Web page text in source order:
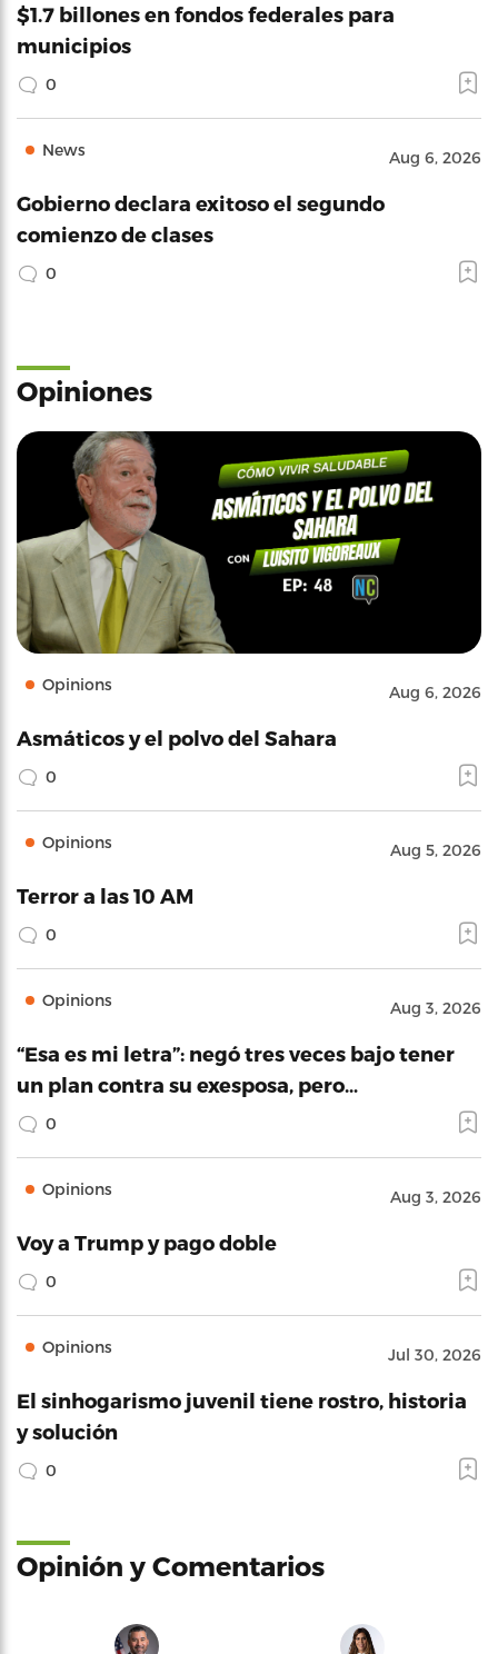
$1.7 billones en fondos federales para
municipios
0
News Aug 6, 2026
Gobierno declara exitoso el segundo
comienzo de clases
0
Opiniones
Opinions Aug 6, 2026
Asmáticos y el polvo del Sahara
0
Opinions Aug 5, 2026
Terror a las 10 AM
0
Opinions Aug 3, 2026
“Esa es mi letra”: negó tres veces bajo tener
un plan contra su exesposa, pero…
0
Opinions Aug 3, 2026
Voy a Trump y pago doble
0
Opinions Jul 30, 2026
El sinhogarismo juvenil tiene rostro, historia
y solución
0
Opinión y Comentarios